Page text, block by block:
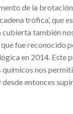
de la
trófica’, que
también
que fue
en 2014. Este
nos
entonces